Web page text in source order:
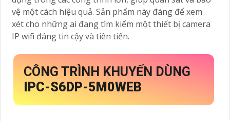
vệ một cách hiệu quả. Sản phẩm này đáng để xem
xét cho những ai đang tìm kiếm một thiết bị camera
IP wifi đáng tin cậy và tiên tiến.
CÔNG TRÌNH KHUYẾN DÙNG
IPC-S6DP-5M0WEB